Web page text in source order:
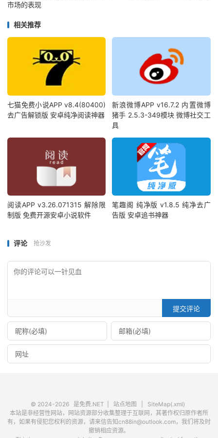
市场的表现
相关推荐
七猫免费小说APP v8.4(80400)
去广告解锁版 安卓纯净阅读神器
新浪微博APP v16.7.2 内置微博
猪手 2.5.3-349模块 微博社交工
具
阅读APP v3.26.071315 解除限
制版 免费开源安卓小说软件
笔趣阁 纯净版 v1.8.5 纯净去广
告版 安卓追书神器
评论 抢沙发
提交评论
© 2024-2026 是免费.NET 站点地图
SiteMap(.xml)
本站是非经营性网站，网站资源部分收集整理于互联网，其著作权归原作者所
有，如果有侵犯您权利的资源，请来信告知cn88in@outlook.com，我们将及时
撤销相应资源。